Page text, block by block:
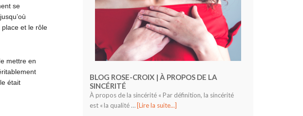
se
et le rôle
mettre en
était
BLOG ROSE-CROIX | À PROPOS DE LA
SINCÉRITÉ
À propos de la sincérité « Par définition, la sincérité
est « la qualité … [Lire la suite...]